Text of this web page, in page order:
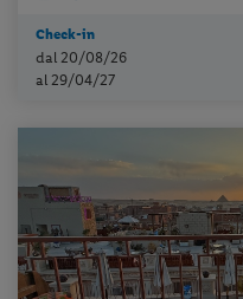
Check-in
dal 20/08/26
al 29/04/27